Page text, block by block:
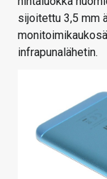
sijoitettu 3,5 mm
infrapunalähetin.